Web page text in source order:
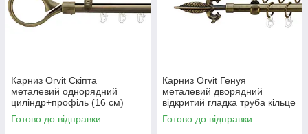
Карниз Orvit Скіпта
металевий однорядний
циліндр+профіль (16 см)
профільна труба Антик 19 мм
200 см (7218058)
Готово до відправки
Карниз Orvit Генуя
металевий дворядний
відкритий гладка труба кільце
металеве Антик 16\16 мм 200
см (7318533)
Готово до відправки